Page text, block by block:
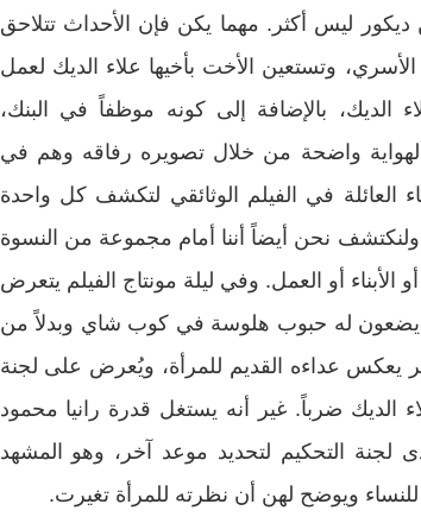
ديكور ليس أكثر. مهما يكن فإن الأحداث تتلاحق
وتستعين الأخت بأخيها علاء الديك لعمل
الديك، بالإضافة إلى كونه موظفاً في البنك،
واضحة من خلال تصويره رفاقه وهم في
العائلة في الفيلم الوثائقي لتكشف كل واحدة
ولنكتشف نحن أيضاً أننا أمام مجموعة من النسوة
الأبناء أو العمل. وفي ليلة مونتاج الفيلم يتعرض
يضعون له حبوب هلوسة في كوب شاي وبدلاً من
يعكس عداءه القديم للمرأة، ويُعرض على لجنة
الديك ضرباً. غير أنه يستغل قدرة رانيا محمود
لجنة التحكيم لتحديد موعد آخر، وهو المشهد
للنساء ويوضح لهن أن نظرته للمرأة تغيرت.